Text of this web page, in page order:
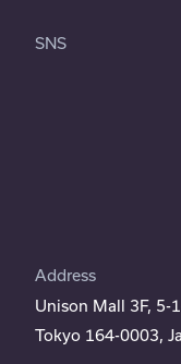
SNS
Address
Unison Mall 3F, 5-
Tokyo 164-0003,